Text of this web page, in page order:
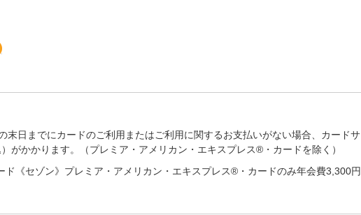
末日までにカードのご利用またはご利用に関するお支払いがない場合、カードサ
がかかります。（プレミア・アメリカン・エキスプレス®・カードを除く）
《セゾン》プレミア・アメリカン・エキスプレス®・カードのみ年会費3,300円